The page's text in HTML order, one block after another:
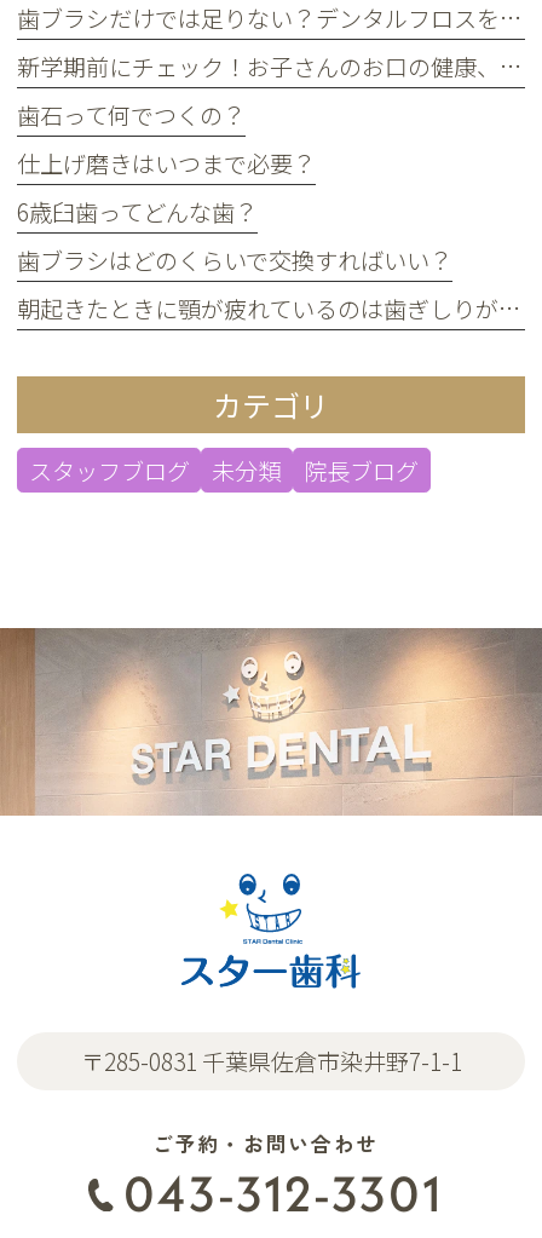
歯ブラシだけでは足りない？デンタルフロスを使うメリット
新学期前にチェック！お子さんのお口の健康、大丈夫？
歯石って何でつくの？
仕上げ磨きはいつまで必要？
6歳臼歯ってどんな歯？
歯ブラシはどのくらいで交換すればいい？
朝起きたときに顎が疲れているのは歯ぎしりが原因？
カテゴリ
スタッフブログ 未分類 院長ブログ
〒285-0831 千葉県佐倉市染井野7-1-1
ご予約・お問い合わせ
043-312-3301